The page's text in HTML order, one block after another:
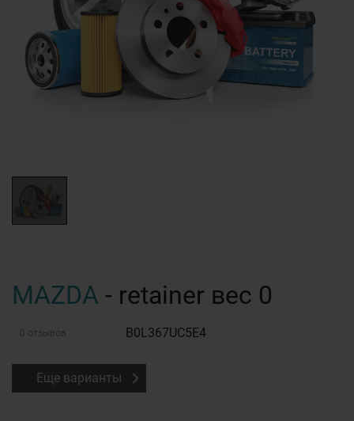
MAZDA - retainer вес 0
0 отзывов B0L367UC5E4
Еще варианты